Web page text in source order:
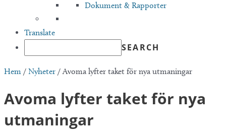
Dokument & Rapporter
Translate
Hem / Nyheter /Avoma lyfter taket för nya utmaningar
Avoma lyfter taket för nya
utmaningar